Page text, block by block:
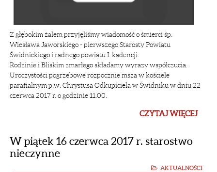
Z głębokim żalem przyjęliśmy wiadomość o śmierci śp.
Wiesława Jaworskiego - pierwszego Starosty Powiatu
Świdnickiego i radnego powiatu I. kadencji.
Rodzinie i Bliskim zmarłego składamy wyrazy współczucia.
Uroczystości pogrzebowe rozpocznie msza w kościele
parafialnym p.w. Chrystusa Odkupiciela w Świdniku w dniu 22
czerwca 2017 r. o godzinie 11.00.
CZYTAJ WIĘCEJ
W piątek 16 czerwca 2017 r. starostwo
nieczynne
AKTUALNOŚCI